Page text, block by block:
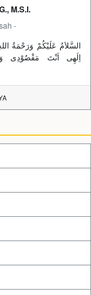
M.S.I.
-
السَّلاَمُ عَلَيْكُمْ وَرَحْمَةُ
اِلَهِى اَنْتَ مَقْصُوْدِى